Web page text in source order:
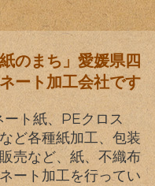
のまち」愛媛県四
ート加工会社です
ト紙、PEクロス
ど各種紙加工、包装
売など、紙、不織布
ート加工を行ってい